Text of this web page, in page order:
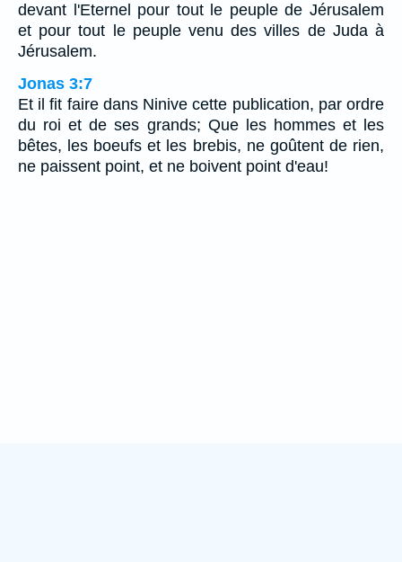
devant l'Eternel pour tout le peuple de Jérusalem
et pour tout le peuple venu des villes de Juda à
Jérusalem.
Jonas 3:7
Et il fit faire dans Ninive cette publication, par ordre
du roi et de ses grands; Que les hommes et les
bêtes, les boeufs et les brebis, ne goûtent de rien,
ne paissent point, et ne boivent point d'eau!